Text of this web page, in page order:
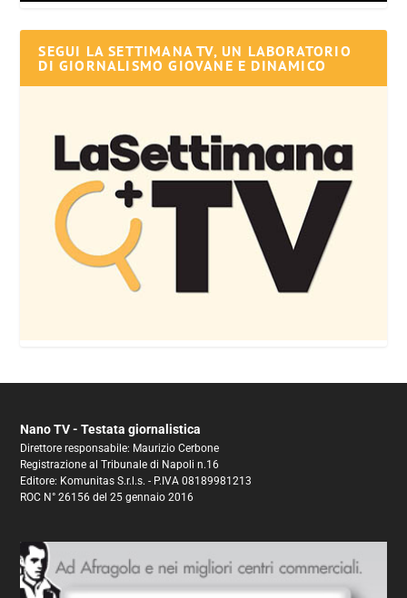
SEGUI LA SETTIMANA TV, UN LABORATORIO
DI GIORNALISMO GIOVANE E DINAMICO
Nano TV - Testata giornalistica
Direttore responsabile: Maurizio Cerbone
Registrazione al Tribunale di Napoli n.16
Editore: Komunitas S.r.l.s. - P.IVA 08189981213
ROC N° 26156 del 25 gennaio 2016